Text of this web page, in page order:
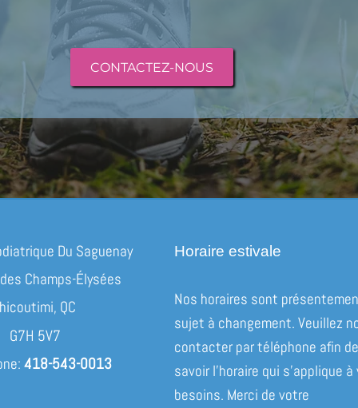
CONTACTEZ-NOUS
Du Saguenay
Champs-Élysées
QC
G7H 5V7
418-543-0013
Horaire estivale
Nos horaires sont
sujet à changement. Veuillez
contacter par téléphone afin de
savoir l’horaire qui s’applique
besoins. Merci de votre